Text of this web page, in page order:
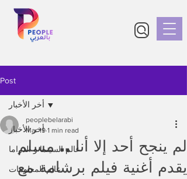
Post
أخر الأخبار
عالم السينما و الدراما
عالم المعلومات
أخر الأخبار
لم ينجح أحد إلا أنا .. مسلم
يقدم أغنية فيلم برشامة مع
peoplebelarabi
Mar 19 1 min read